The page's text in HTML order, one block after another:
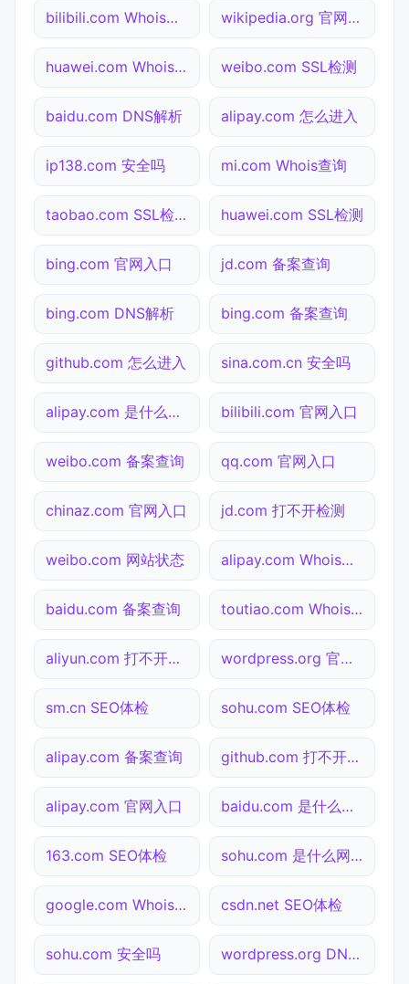
bilibili.com Whois查询 wikipedia.org 官网入口
huawei.com Whois查询 weibo.com SSL检测
baidu.com DNS解析 alipay.com 怎么进入
ip138.com 安全吗 mi.com Whois查询
taobao.com SSL检测 huawei.com SSL检测
bing.com 官网入口 jd.com 备案查询
bing.com DNS解析 bing.com 备案查询
github.com 怎么进入 sina.com.cn 安全吗
alipay.com 是什么网站 bilibili.com 官网入口
weibo.com 备案查询 qq.com 官网入口
chinaz.com 官网入口 jd.com 打不开检测
weibo.com 网站状态 alipay.com Whois查询
baidu.com 备案查询 toutiao.com Whois查询
aliyun.com 打不开检测 wordpress.org 官网入口
sm.cn SEO体检 sohu.com SEO体检
alipay.com 备案查询 github.com 打不开检测
alipay.com 官网入口 baidu.com 是什么网站
163.com SEO体检 sohu.com 是什么网站
google.com Whois查询 csdn.net SEO体检
sohu.com 安全吗 wordpress.org DNS解析